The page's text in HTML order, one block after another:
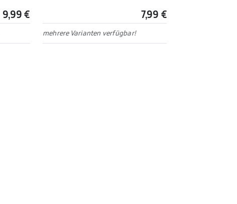
9,99 € 7,99 €
mehrere Varianten verfügbar!